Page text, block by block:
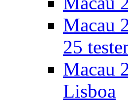
Macau
25
Macau
Lisboa